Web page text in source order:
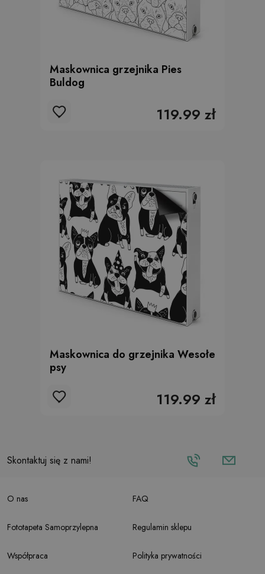
Maskownica grzejnika Pies
Buldog
119.99 zł
Maskownica do grzejnika Wesołe
psy
119.99 zł
Skontaktuj się z nami!
O nas
Fototapeta Samoprzylepna
Współpraca
FAQ
Regulamin sklepu
Polityka prywatności